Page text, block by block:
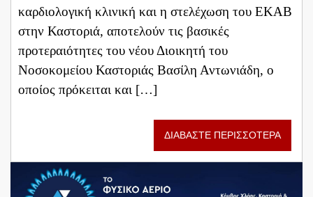
καρδιολογική κλινική και η στελέχωση του ΕΚΑΒ
στην Καστοριά, αποτελούν τις βασικές
προτεραιότητες του νέου Διοικητή του
Νοσοκομείου Καστοριάς Βασίλη Αντωνιάδη, ο
οποίος πρόκειται και […]
ΔΙΑΒΑΣΤΕ ΠΕΡΙΣΣΟΤΕΡΑ